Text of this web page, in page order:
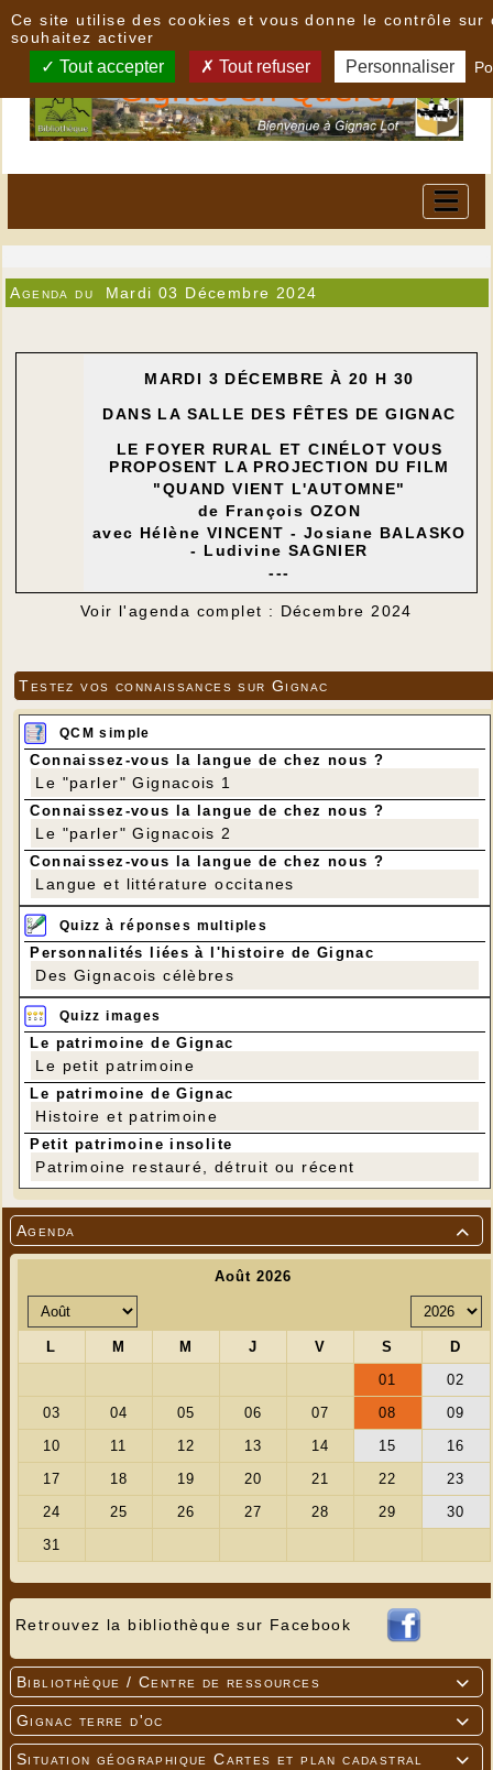

Agenda
Retrouvez la bibliothèque sur Facebook

Bibliothèque / Centre de ressources

Gignac terre d'oc

Situation géographique Cartes et plan cadastral
Agenda du Mardi 03 Décembre 2024
MARDI 3 DÉCEMBRE À 20 H 30
DANS LA SALLE DES FÊTES DE GIGNAC
LE FOYER RURAL ET CINÉLOT VOUS
PROPOSENT LA PROJECTION DU FILM
"QUAND VIENT L'AUTOMNE"
de François OZON
avec Hélène VINCENT - Josiane BALASKO
- Ludivine SAGNIER
---
Voir l'agenda complet : Décembre 2024
Testez vos connaissances sur Gignac
QCM simple
Connaissez-vous la langue de chez nous ?
Le "parler" Gignacois 1
Connaissez-vous la langue de chez nous ?
Le "parler" Gignacois 2
Connaissez-vous la langue de chez nous ?
Langue et littérature occitanes
Quizz à réponses multiples
Personnalités liées à l'histoire de Gignac
Des Gignacois célèbres
Quizz images
Le patrimoine de Gignac
Le petit patrimoine
Le patrimoine de Gignac
Histoire et patrimoine
Petit patrimoine insolite
Patrimoine restauré, détruit ou récent
Ce site utilise des cookies et vous donne le contrôle sur
souhaitez activer
Tout accepter Tout refuser Personnaliser